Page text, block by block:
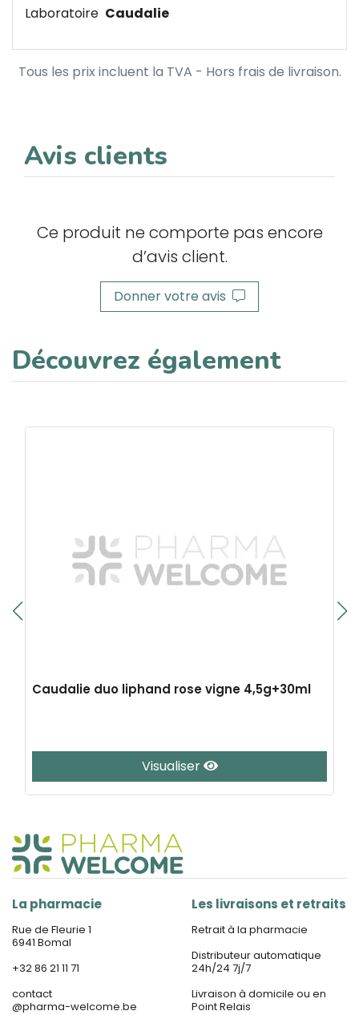
Laboratoire Caudalie
Tous les prix incluent la TVA - Hors frais de livraison.
Avis clients
Ce produit ne comporte pas encore
d’avis client.
Donner votre avis
Découvrez également
Caudalie duo liphand rose vigne 4,5g+30ml
Visualiser
La pharmacie
Rue de Fleurie 1
6941 Bomal
+32 86 21 11 71
contact
@pharma-welcome.be
Les livraisons et retraits
Retrait à la pharmacie
Distributeur automatique
24h/24 7j/7
Livraison à domicile ou en
Point Relais